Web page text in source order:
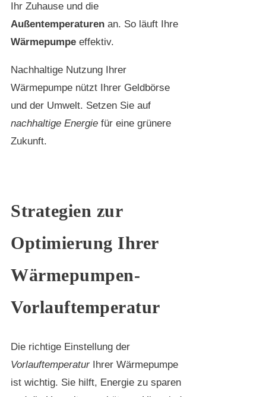
Ihr Zuhause und die
Außentemperaturen an. So läuft Ihre
Wärmepumpe effektiv.
Nachhaltige Nutzung Ihrer
Wärmepumpe nützt Ihrer Geldbörse
und der Umwelt. Setzen Sie auf
nachhaltige Energie für eine grünere
Zukunft.
Strategien zur
Optimierung Ihrer
Wärmepumpen-
Vorlauftemperatur
Die richtige Einstellung der
VorlauftemperaturIhrer Wärmepumpe
ist wichtig. Sie hilft, Energie zu sparen